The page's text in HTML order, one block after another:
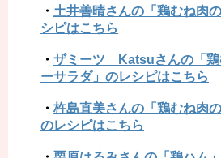
・ 土井善晴さんの「鶏むね肉
シピはこちら
・ ザミーツ Katsuさんの「鶏
ーサラダ」のレシピはこちら
・ 杵島直美さんの「鶏むね肉
のレシピはこちら